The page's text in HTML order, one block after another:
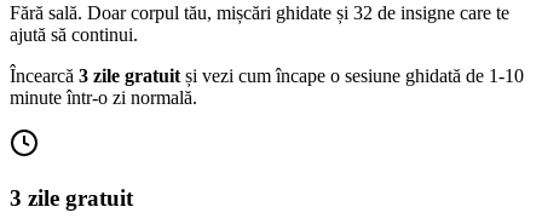
Fără sală. Doar corpul tău, mișcări ghidate și 32 de insigne care te
ajută să continui.
Încearcă 3 zile gratuit și vezi cum încape o sesiune ghidată de 1-10
minute într-o zi normală.
3 zile gratuit